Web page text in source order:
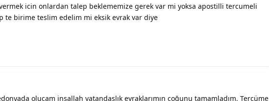
icin onlardan talep beklememize gerek var mi yoksa apostilli tercumeli
te birime teslim edelim mi eksik evrak var diye
olucam inşallah vatandaşlık evraklarımın çoğunu tamamladım. Tercüme